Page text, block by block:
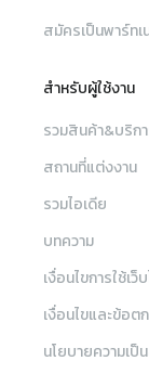
สมัครเป็นพาร์ทเ
สำหรับผู้ใช้งาน
รวมสินค้า&บริก
สถานที่แต่งงาน
รวมไอเดีย
บทความ
เงื่อนไขการใช้เว็
เงื่อนไขและข้อต
นโยบายความเป็